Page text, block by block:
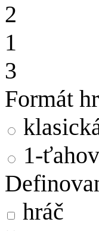
2
1
3
Formát
1-
hráč